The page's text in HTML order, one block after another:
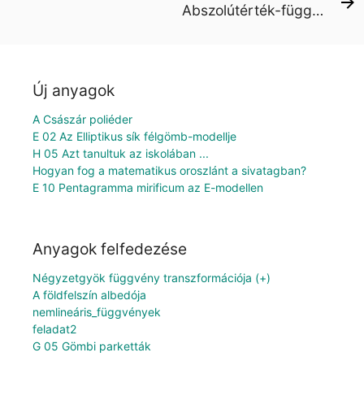
Abszolútérték-függvény transzformációja 4.
Új anyagok
A Császár poliéder
E 02 Az Elliptikus sík félgömb-modellje
H 05 Azt tanultuk az iskolában ...
Hogyan fog a matematikus oroszlánt a sivatagban?
E 10 Pentagramma mirificum az E-modellen
Anyagok felfedezése
Négyzetgyök függvény transzformációja (+)
A földfelszín albedója
nemlineáris_függvények
feladat2
G 05 Gömbi parketták